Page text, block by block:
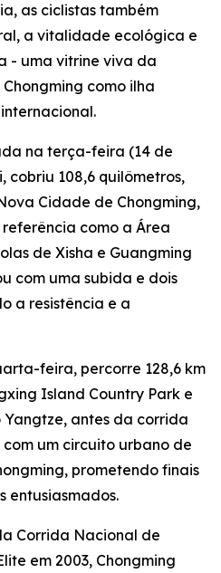
as ciclistas também
a vitalidade ecológica e
- uma vitrine viva da
como ilha
na terça-feira (14 de
cobriu 108,6 quilômetros,
Cidade de Chongming,
como a Área
de Xisha e Guangming
com uma subida e dois
a resistência e a
feira, percorre 128,6 km
Island Country Park e
antes da corrida
um circuito urbano de
prometendo finais
entusiasmados.
Corrida Nacional de
em 2003, Chongming